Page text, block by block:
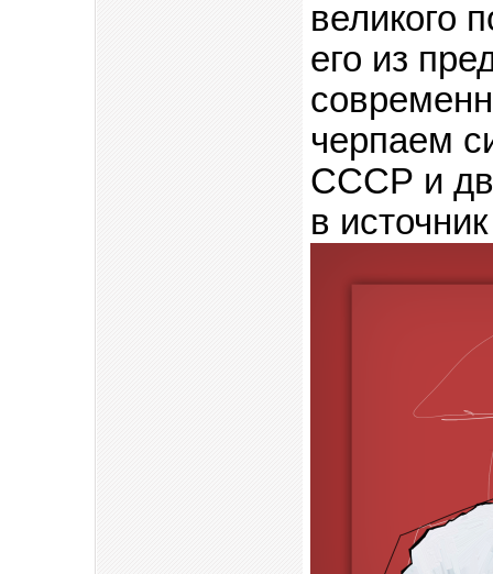
великого
его из
черпаем
СССР и
в